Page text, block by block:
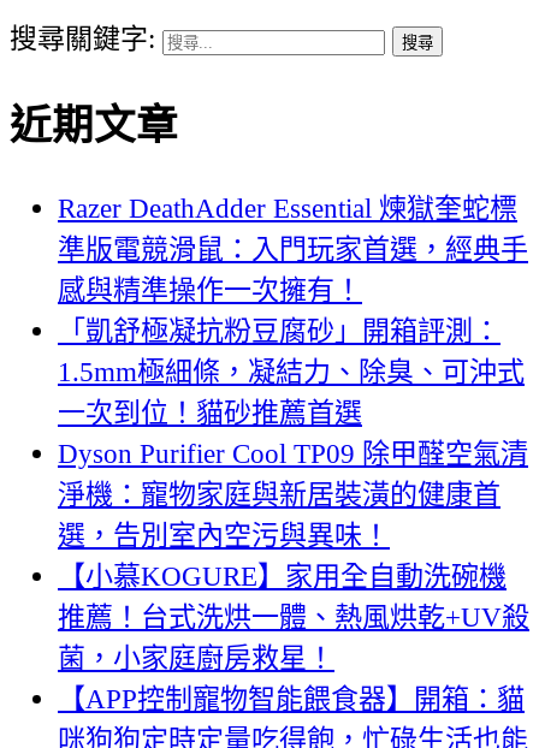
搜尋關鍵字:
近期文章
Razer DeathAdder Essential 煉獄奎蛇標
準版電競滑鼠：入門玩家首選，經典手
感與精準操作一次擁有！
「凱舒極凝抗粉豆腐砂」開箱評測：
1.5mm極細條，凝結力、除臭、可沖式
一次到位！貓砂推薦首選
Dyson Purifier Cool TP09 除甲醛空氣清
淨機：寵物家庭與新居裝潢的健康首
選，告別室內空污與異味！
【小慕KOGURE】家用全自動洗碗機
推薦！台式洗烘一體、熱風烘乾+UV殺
菌，小家庭廚房救星！
【APP控制寵物智能餵食器】開箱：貓
咪狗狗定時定量吃得飽，忙碌生活也能